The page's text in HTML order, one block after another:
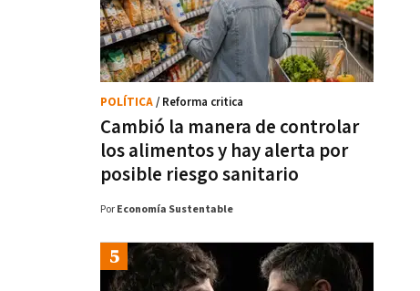
Cambió la manera de controlar
los alimentos y hay alerta por
posible riesgo sanitario
POLÍTICA/ Reforma critica
Por Economía Sustentable